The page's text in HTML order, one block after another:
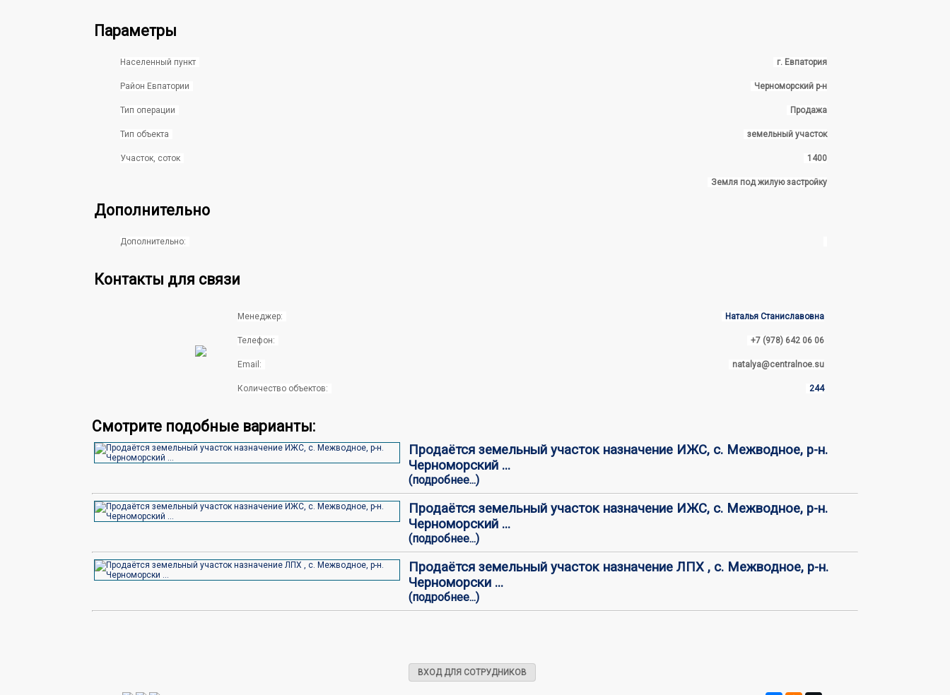
Параметры
Населенный пункт г. Евпатория
Район Евпатории Черноморский р-н
Тип операции Продажа
Тип объекта земельный участок
Участок, соток 1400
Земля под жилую застройку
Дополнительно
Дополнительно:
Контакты для связи
Менеджер: Наталья Станиславовна
Телефон: +7 (978) 642 06 06
Email: natalya@centralnoe.su
Количество объектов: 244
Смотрите подобные варианты:
Продаётся земельный участок назначение ИЖС, с. Межводное, р-н.
Черноморский ...
(подробнее...)
Продаётся земельный участок назначение ИЖС, с. Межводное, р-н.
Черноморский ...
(подробнее...)
Продаётся земельный участок назначение ЛПХ , с. Межводное, р-н.
Черноморски ...
(подробнее...)
ВХОД ДЛЯ СОТРУДНИКОВ